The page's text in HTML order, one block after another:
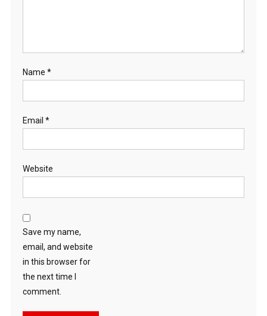
Name *
Email *
Website
Save my name,
email, and website
in this browser for
the next time I
comment.